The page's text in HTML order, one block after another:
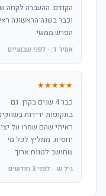
הקודם. ההעברה לקחה
וכבר בשנה הראשונה
הפרש ממשי.
אמיר ד. · לפני שבועיים
★★★★★
כבר 4 שנים בקרן. גם
בתקופות ירידות
ראיתי שהם שמרו על
יחסית. ממליץ לכל מי
שחושב לטווח ארוך.
גיל ש. · לפני 3 חודשים